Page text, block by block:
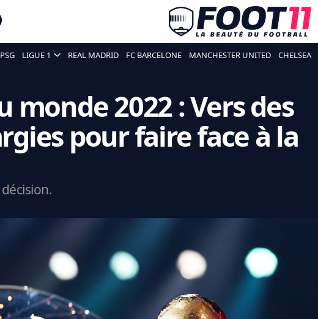
PSG LIGUE 1 REAL MADRID FC BARCELONE MANCHESTER UNITED CHELSEA
monde 2022 : Vers des
pour faire face à la